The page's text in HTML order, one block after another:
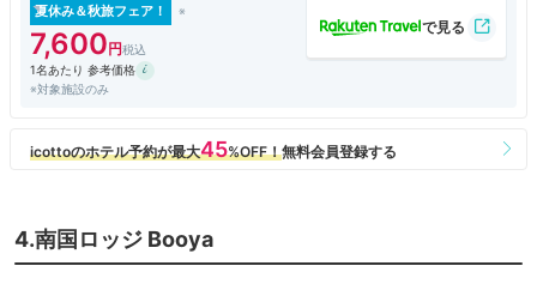
夏休み＆秋旅フェア！
7,600
1名あたり 参考価格
※対象施設のみ
4.南国ロッジ Booya